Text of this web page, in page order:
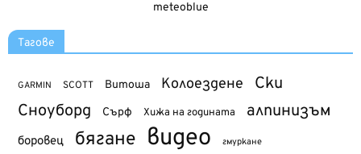
meteoblue
Тагове
GARMIN SCOTT Витоша Колоездене Ски
Сноуборд Сърф Хижа на годината алпинизъм
боровец бягане видео гмуркане